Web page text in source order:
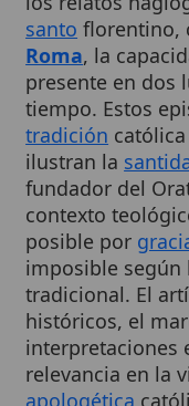
Roma, la
presente en dos
tiempo. Estos
tradicióncatólica
ilustran lasantidad
fundador del
contexto teológico
posible porgracia
imposible según
tradicional. El
históricos, el
interpretaciones
relevancia en la
apologética